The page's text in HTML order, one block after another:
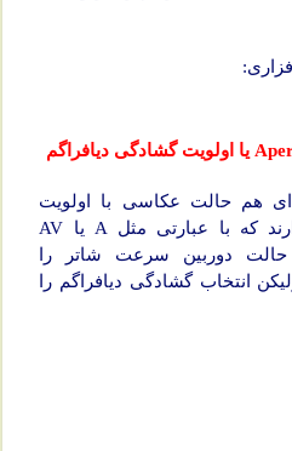
هم حالت عکاسی با اولویت
میزان گشادگی دیافراگم دارند که با عبارتی مثل A یا AV
دوربین سرعت شاتر را
انتخاب گشادگی دیافراگم را